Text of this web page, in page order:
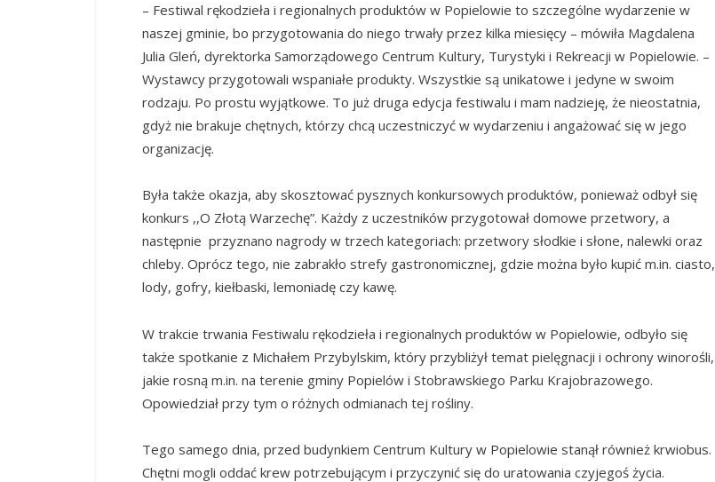
– Festiwal rękodzieła i regionalnych produktów w Popielowie to szczególne wydarzenie w
naszej gminie, bo przygotowania do niego trwały przez kilka miesięcy – mówiła Magdalena
Julia Gleń, dyrektorka Samorządowego Centrum Kultury, Turystyki i Rekreacji w Popielowie. –
Wystawcy przygotowali wspaniałe produkty. Wszystkie są unikatowe i jedyne w swoim
rodzaju. Po prostu wyjątkowe. To już druga edycja festiwalu i mam nadzieję, że nieostatnia,
gdyż nie brakuje chętnych, którzy chcą uczestniczyć w wydarzeniu i angażować się w jego
organizację.
Była także okazja, aby skosztować pysznych konkursowych produktów, ponieważ odbył się
konkurs ,,O Złotą Warzechę”. Każdy z uczestników przygotował domowe przetwory, a
następnie przyznano nagrody w trzech kategoriach: przetwory słodkie i słone, nalewki oraz
chleby. Oprócz tego, nie zabrakło strefy gastronomicznej, gdzie można było kupić m.in. ciasto,
lody, gofry, kiełbaski, lemoniadę czy kawę.
W trakcie trwania Festiwalu rękodzieła i regionalnych produktów w Popielowie, odbyło się
także spotkanie z Michałem Przybylskim, który przybliżył temat pielęgnacji i ochrony winorośli,
jakie rosną m.in. na terenie gminy Popielów i Stobrawskiego Parku Krajobrazowego.
Opowiedział przy tym o różnych odmianach tej rośliny.
Tego samego dnia, przed budynkiem Centrum Kultury w Popielowie stanął również krwiobus.
Chętni mogli oddać krew potrzebującym i przyczynić się do uratowania czyjegoś życia.